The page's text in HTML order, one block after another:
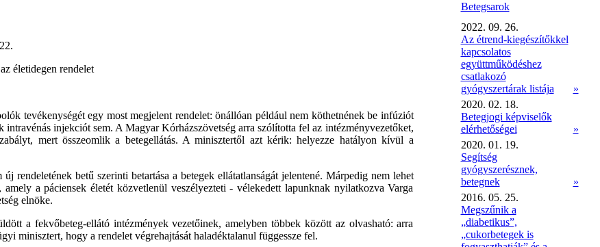
életidegen rendelet
tevékenységét egy most megjelent rendelet: önállóan például nem köthetnének be infúziót
intravénás injekciót sem. A Magyar Kórházszövetség arra szólította fel az intézményvezetőket,
mert összeomlik a betegellátás. A minisztertől azt kérik: helyezze hatályon kívül a
rendeletének betű szerinti betartása a betegek ellátatlanságát jelentené. Márpedig nem lehet
amely a páciensek életét közvetlenül veszélyezteti - vélekedett lapunknak nyilatkozva Varga
elnöke.
a fekvőbeteg-ellátó intézmények vezetőinek, amelyben többek között az olvasható: arra
minisztert, hogy a rendelet végrehajtását haladéktalanul függessze fel.
Betegsarok
2022. 09. 26.
Az étrend-kiegészítőkkel
kapcsolatos
együttműködéshez
csatlakozó
gyógyszertárak listája
»
2020. 02. 18.
Betegjogi képviselők
elérhetőségei
»
2020. 01. 19.
Segítség
gyógyszerésznek,
betegnek
»
2016. 05. 25.
Megszűnik a
„diabetikus”,
„cukorbetegek is